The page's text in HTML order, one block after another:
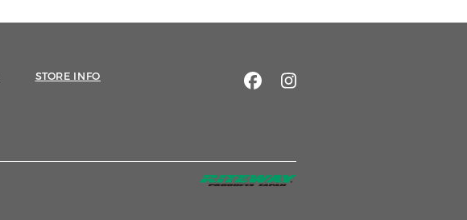
STORE INFO